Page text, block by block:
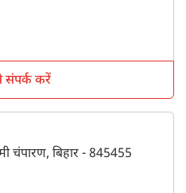
संपर्क करें
चंपारण, बिहार - 845455